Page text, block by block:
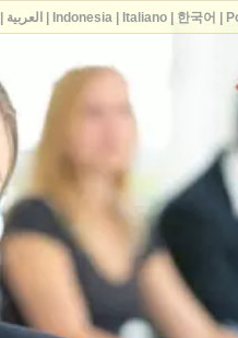
العربية Indonesia| Italiano| 한국어